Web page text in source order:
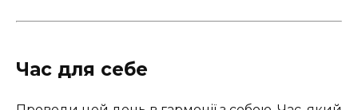
Час для себе